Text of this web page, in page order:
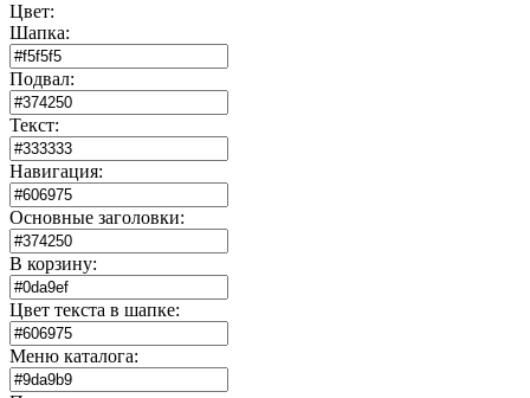
Цвет:
Шапка:
Подвал:
Текст:
Навигация:
Основные заголовки:
В корзину:
Цвет текста в шапке:
Меню каталога: